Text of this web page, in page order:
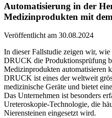
Automatisierung in der
Medizinprodukten mit
Veröffentlicht am 30.08.2024
In dieser Fallstudie zeigen wir,
DRUCK die Produktionsprüfung
Medizinprodukten automatisieren
DRUCK ist eines der weltweit
medizinische Geräte und bietet
Das Unternehmen ist besonders
Ureteroskopie-Technologie, die
Nierensteinen eingesetzt wird.